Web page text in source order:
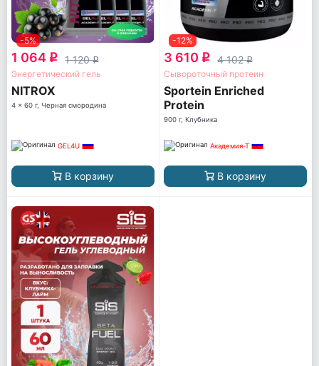
-5%
1 064 q 1 120q
Энергетический гель
NITROX
4 x 60 г, Черная смородина
GEL4U
В корзину
-12%
3 610 q 4 102q
Сывороточный протеин
Sportein Enriched
Protein
900 г, Клубника
Академия-Т
В корзину